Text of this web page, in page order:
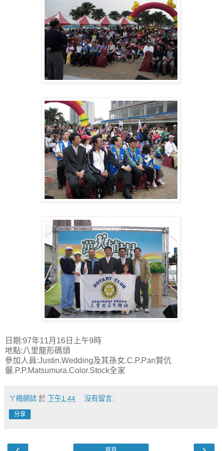
日期:97年11月16日上午9時
地點:八里龍形碼頭
參加人員:Justin.Wedding及其孫女.C.P.Pan賢伉
儷.P.P.Matsumura.Color.Stock全家
ㄚ梅網誌 於 下午1:44 沒有留言:
分享